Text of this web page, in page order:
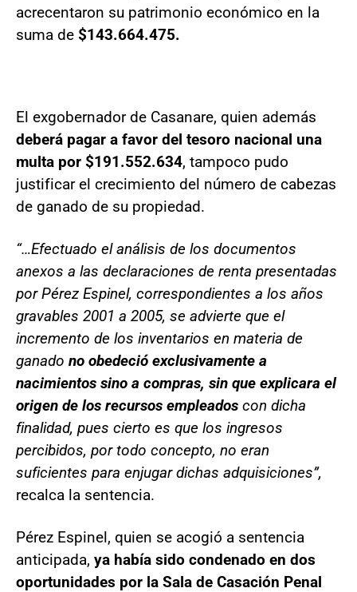
acrecentaron su patrimonio económico en la
suma de $143.664.475.
El exgobernador de Casanare, quien además
deberá pagar a favor del tesoro nacional una
multa por $191.552.634, tampoco pudo
justificar el crecimiento del número de cabezas
de ganado de su propiedad.
“…Efectuado el análisis de los documentos
anexos a las declaraciones de renta presentadas
por Pérez Espinel, correspondientes a los años
gravables 2001 a 2005, se advierte que el
incremento de los inventarios en materia de
ganado no obedeció exclusivamente a
nacimientos sino a compras, sin que explicara el
origen de los recursos empleados con dicha
finalidad, pues cierto es que los ingresos
percibidos, por todo concepto, no eran
suficientes para enjugar dichas adquisiciones”,
recalca la sentencia.
Pérez Espinel, quien se acogió a sentencia
anticipada, ya había sido condenado en dos
oportunidades por la Sala de Casación Penal